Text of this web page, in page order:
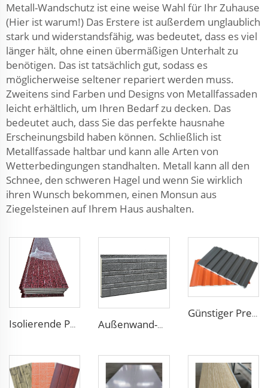
Metall-Wandschutz ist eine weise Wahl für Ihr Zuhause
(Hier ist warum!) Das Erstere ist außerdem unglaublich
stark und widerstandsfähig, was bedeutet, dass es viel
länger hält, ohne einen übermäßigen Unterhalt zu
benötigen. Das ist tatsächlich gut, sodass es
möglicherweise seltener repariert werden muss.
Zweitens sind Farben und Designs von Metallfassaden
leicht erhältlich, um Ihren Bedarf zu decken. Das
bedeutet auch, dass Sie das perfekte hausnahe
Erscheinungsbild haben können. Schließlich ist
Metallfassade haltbar und kann alle Arten von
Wetterbedingungen standhalten. Metall kann all den
Schnee, den schweren Hagel und wenn Sie wirklich
ihren Wunsch bekommen, einen Monsun aus
Ziegelsteinen auf Ihrem Haus aushalten.
Isolierende PU Verkleidungspaneelen Außenwand feuerfest Polyurethan Schaum Sandwich Paneelen isolierte metallene Zusammengesetzte Wandpaneel Außenwand-Dämmungsdekorationsschienen Verbundaluminium-Polyurethan-Sandwich-Panele
Günstiger Preis Schaumwärmedämmung Dach Aluminium PU Polyurethan Sandwich Panel Wand